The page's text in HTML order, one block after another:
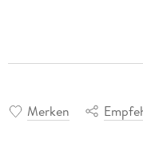
Merken